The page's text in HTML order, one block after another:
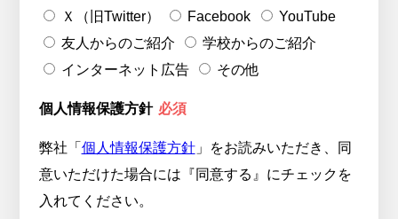
Ｘ（旧Twitter）
Facebook
YouTube
友人からのご紹介
学校からのご紹介
インターネット広告
その他
個人情報保護方針 必須
弊社「 個人情報保護方針」をお読みいただき、同
意いただけた場合には『同意する』にチェックを
入れてください。